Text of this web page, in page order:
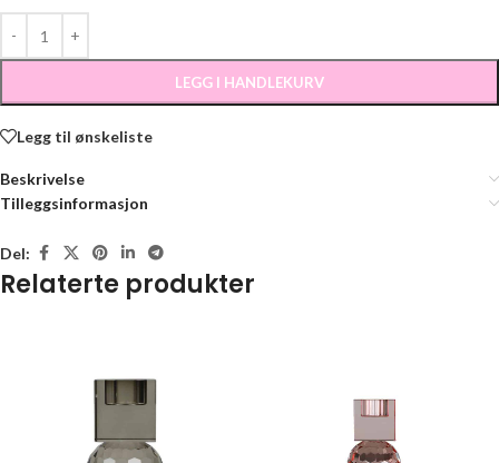
LEGG I HANDLEKURV
Legg til ønskeliste
Beskrivelse
Tilleggsinformasjon
Del:
Relaterte produkter